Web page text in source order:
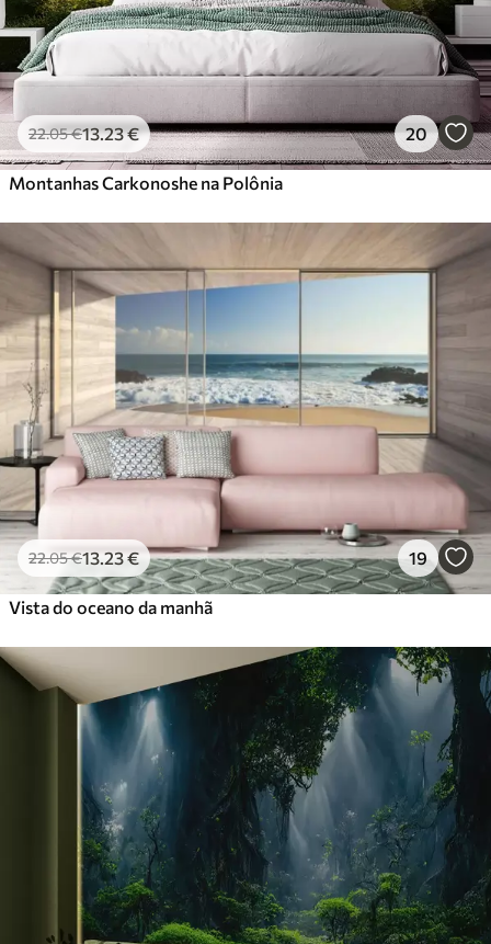
22.05€13.23€ 20
Montanhas Carkonoshe na Polônia
22.05€13 .23€ 19
Vista do oceano da manhã